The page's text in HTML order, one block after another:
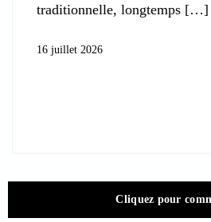
traditionnelle, longtemps
16 juillet 2026
Cliquez pour